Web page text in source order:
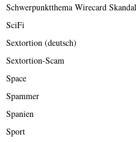
Schwerpunktthema Wirecard Skandal
SciFi
Sextortion (deutsch)
Sextortion-Scam
Space
Spammer
Spanien
Sport